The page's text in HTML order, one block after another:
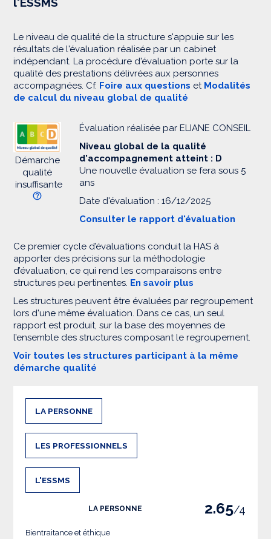
Le niveau de qualité de la structure s'appuie sur les
résultats de l'évaluation réalisée par un cabinet
indépendant. La procédure d'évaluation porte sur la
qualité des prestations délivrées aux personnes
accompagnées. Cf. Foire aux questions et Modalités
de calcul du niveau global de qualité
Démarche
qualité
insuffisante
Évaluation réalisée par ELIANE CONSEIL
Niveau global de la qualité
d'accompagnement atteint : D
Une nouvelle évaluation se fera sous 5
ans
Date d'évaluation : 16/12/2025
Consulter le rapport d'évaluation
Ce premier cycle d’évaluations conduit la HAS à
apporter des précisions sur la méthodologie
d’évaluation, ce qui rend les comparaisons entre
structures peu pertinentes. En savoir plus
Les structures peuvent être évaluées par regroupement
lors d'une même évaluation. Dans ce cas, un seul
rapport est produit, sur la base des moyennes de
l’ensemble des structures composant le regroupement.
Voir toutes les structures participant à la même
démarche qualité
LA PERSONNE
LES PROFESSIONNELS
L'ESSMS
LA PERSONNE 2.65/4
Bientraitance et éthique